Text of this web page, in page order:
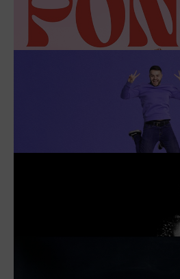
EL MONSTRE DE
DEL 3 DE NOVIEMBRE DE 2024 AL 5
MÁS
LAZZIGAGS 25 ANYS
FAVOR DE LA
MÁS